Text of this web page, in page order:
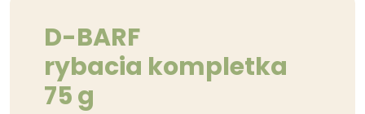
D-BARF
rybacia kompletka
75 g